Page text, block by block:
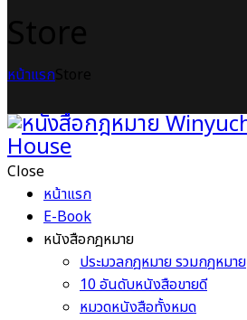
หน้าแรก
Close
หน้าแรก
E-Book
หนังสือกฎหมาย
ประมวลกฎหมาย รวมกฎหมาย
10 อันดับหนังสือขายดี
หมวดหนังสือทั้งหมด